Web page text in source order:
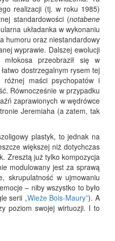
realizacji (tj. w roku 1985)
standardowości (notabene
układanka w wykonaniu
humoru oraz niestandardowy
wyprawie. Dalszej ewolucji
przeobraził się w
dostrzegalnym rysem tej
maści psychopatów i
Równocześnie w przypadku
zaprawionych w wędrówce
Jeremiaha (a zatem, tak
plastyk, to jednak na
większej niż dotychczas
Zresztą już tylko kompozycja
modulowany jest za sprawą
skrupulatność w ujmowaniu
– niby wszystko to było
serii „Wieże Bois-Maury”). A
poziom swojej wirtuozji. I to